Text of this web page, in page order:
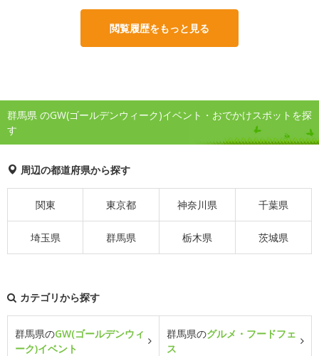
閲覧履歴をもっと見る
群馬県 のGW(ゴールデンウィーク)イベント・おでかけスポットを探
す
周辺の都道府県から探す
関東 東京都 神奈川県 千葉県
埼玉県 群馬県 栃木県 茨城県
カテゴリから探す
群馬県のGW(ゴールデンウィ
ーク)イベント
群馬県のグルメ・フードフェ
ス